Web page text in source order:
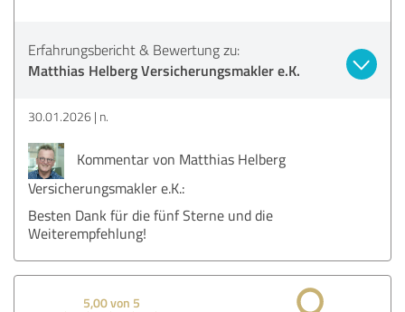
Erfahrungsbericht & Bewertung zu:
Matthias Helberg Versicherungsmakler e.K.
30.01.2026 n.
Kommentar von Matthias Helberg
Versicherungsmakler e.K.:
Besten Dank für die fünf Sterne und die
Weiterempfehlung!
5,00 von 5